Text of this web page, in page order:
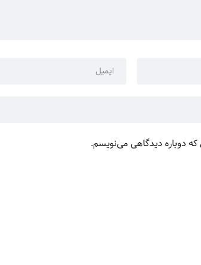
که دوباره دیدگاهی می‌نویسم.